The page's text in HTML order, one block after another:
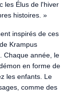
les Élus de l'hiver
histoires. »
inspirés de ces
Krampus
Chaque année, le
en forme de
les enfants. Le
comme des